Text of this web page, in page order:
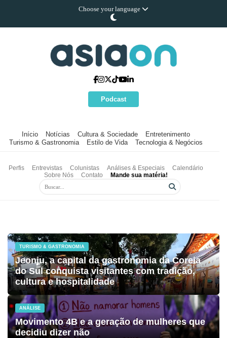
Choose your language
Podcast
Início Notícias Cultura & Sociedade
Entretenimento
Turismo & Gastronomia
Estilo de Vida Tecnologia & Negócios
Perfis Entrevistas Colunistas Análises & Especiais
Calendário
Sobre Nós
Contato Mande sua matéria!
TURISMO & GASTRONOMIA
Jeonju, a capital da gastronomia da Coreia
do Sul conquista visitantes com tradição,
cultura e hospitalidade
ANÁLISE
Movimento 4B e a geração de mulheres que
decidiu dizer não